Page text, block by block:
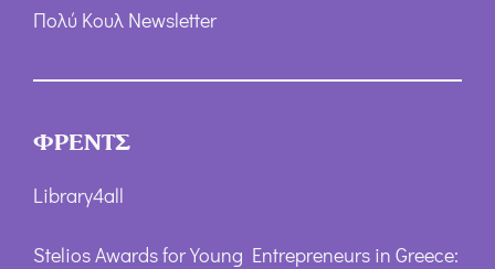
Πολύ Κουλ Newsletter
ΦΡΕΝΤΣ
Library4all
Stelios Awards for Young Entrepreneurs in Greece: